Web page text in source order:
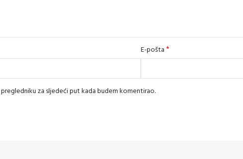
E-pošta*
za sljedeći put kada budem komentirao.